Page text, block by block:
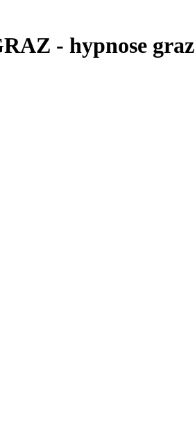
- hypnose graz